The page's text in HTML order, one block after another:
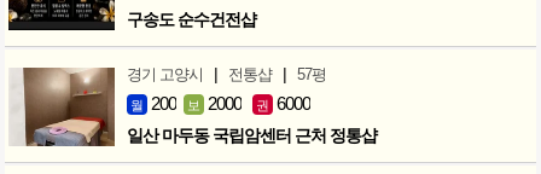
구송도 순수건전샵
경기 고양시 | 전통샵 | 57평
월 200 보 2000 권 6000
일산 마두동 국립암센터 근처 정통샵